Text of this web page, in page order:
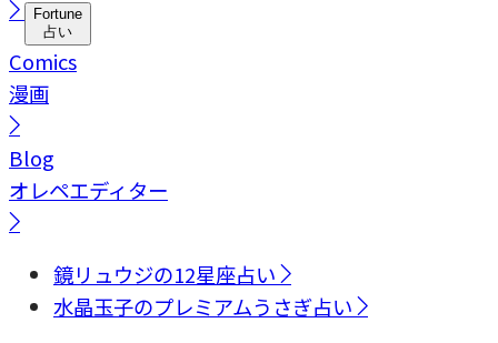
Fortune
占い
Comics
漫画
Blog
オレペエディター
鏡リュウジの12星座占い
水晶玉子のプレミアムうさぎ占い